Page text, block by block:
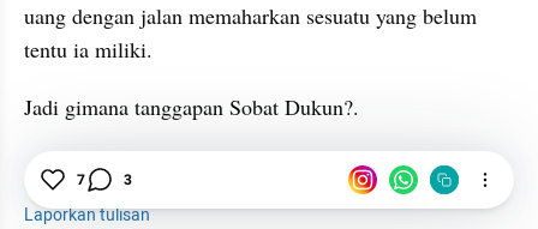
uang dengan jalan memaharkan sesuatu yang belum
tentu ia miliki.
Jadi gimana tanggapan Sobat Dukun?.
Ilmu Hitam
Mitos atau Fakta
Laporkan tulisan
7 3